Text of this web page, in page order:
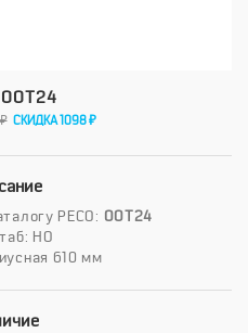
СКИДКА 1098 ₽
PECO: OOT24
HO
610 мм